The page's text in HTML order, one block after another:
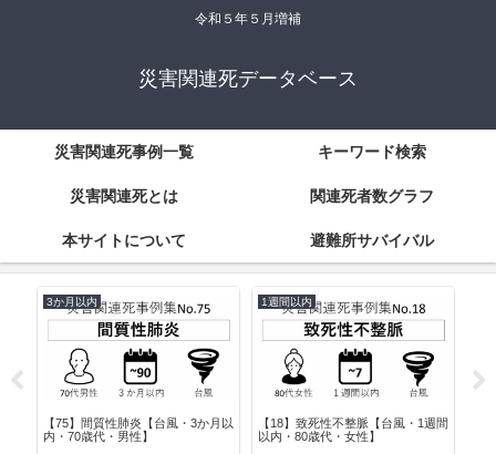
令和５年５月増補
災害関連死データベース
災害関連死事例一覧 キーワード検索
災害関連死とは 関連死者数グラフ
本サイトについて 避難所サバイバル
3か月以内
【75】間質性肺炎【台風・3か月以
内・70歳代・男性】
1週間以内
【18】致死性不整脈【台風・1週間
以内・80歳代・女性】